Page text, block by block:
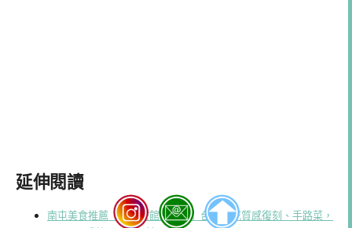
延伸閱讀
南屯美食推薦「有春茶館大墩店」台中必吃質感復刻、手路菜，